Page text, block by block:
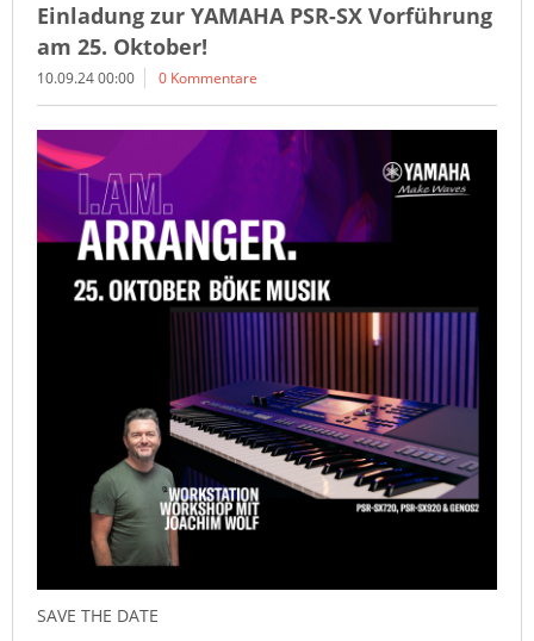
Einladung zur YAMAHA PSR-SX Vorführung
am 25. Oktober!
10.09.24 00:00 0 Kommentare
SAVE THE DATE